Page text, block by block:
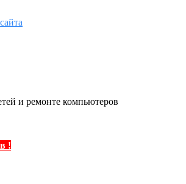
и ремонте компьютеров
!